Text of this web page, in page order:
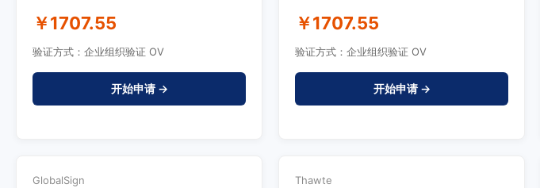
￥1707.55
验证方式：企业组织验证 OV
开始申请 →
￥1707.55
验证方式：企业组织验证 OV
开始申请 →
GlobalSign Thawte